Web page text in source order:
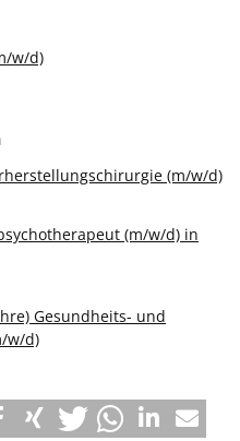
w/d)
(m/w/d)
(m/w/d) in
Gesundheits- und
w/d)